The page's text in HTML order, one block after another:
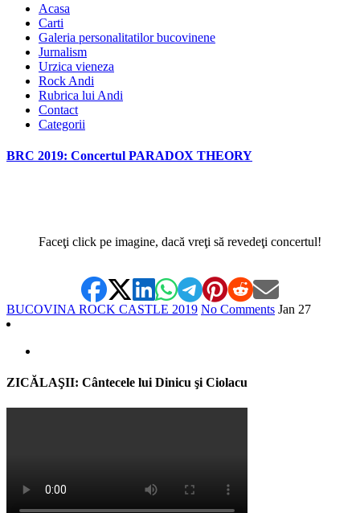
Acasa
Carti
Galeria personalitatilor bucovinene
Jurnalism
Urzica vieneza
Rock Andi
Rubrica lui Andi
Contact
Categorii
BRC 2019: Concertul PARADOX THEORY
Faceţi click pe imagine, dacă vreţi să revedeţi concertul!
BUCOVINA ROCK CASTLE 2019 No Comments Jan 27
ZICĂLAŞII: Cântecele lui Dinicu şi Ciolacu